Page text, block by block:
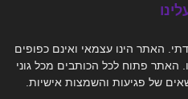
האתר הינו עצמאי ואינם כפופים
האתר פתוח לכל הכותבים מכל גוני
של פגיעות והשמצות אישיות.